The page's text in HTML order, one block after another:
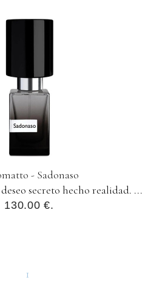
- Sadonaso
secreto hecho realidad. ...
130.00 €.
1